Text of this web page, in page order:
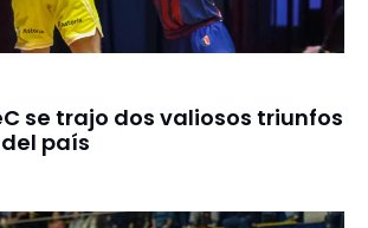
se trajo dos valiosos triunfos
país